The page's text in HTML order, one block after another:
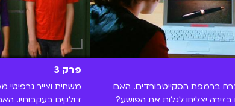
ברמפת הסקייטבורדים. האם
יצליחו לגלות את הפושע?
פרק 3
משחית וצייר גרפיטי
דולקים בעקבותיו.